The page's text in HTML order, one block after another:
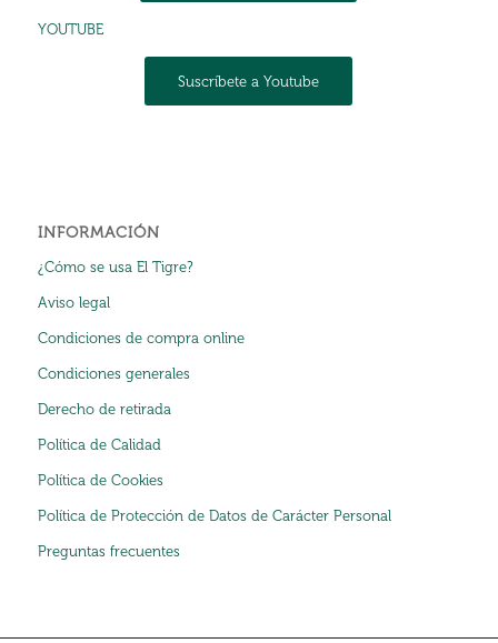
YOUTUBE
Suscríbete a Youtube
INFORMACIÓN
¿Cómo se usa El Tigre?
Aviso legal
Condiciones de compra online
Condiciones generales
Derecho de retirada
Política de Calidad
Política de Cookies
Política de Protección de Datos de Carácter Personal
Preguntas frecuentes